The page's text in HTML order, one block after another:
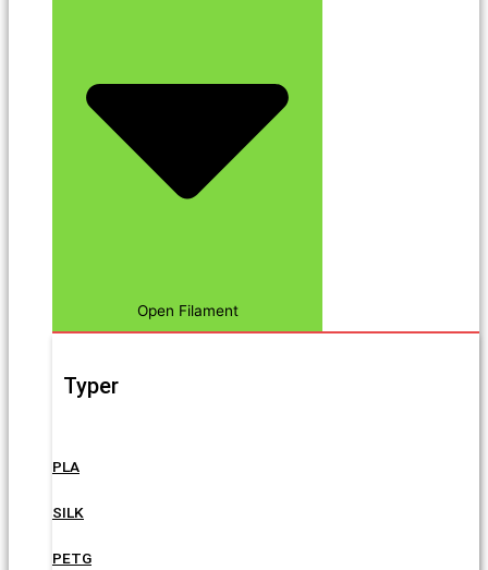
Open Filament
Typer
PLA
SILK
PETG